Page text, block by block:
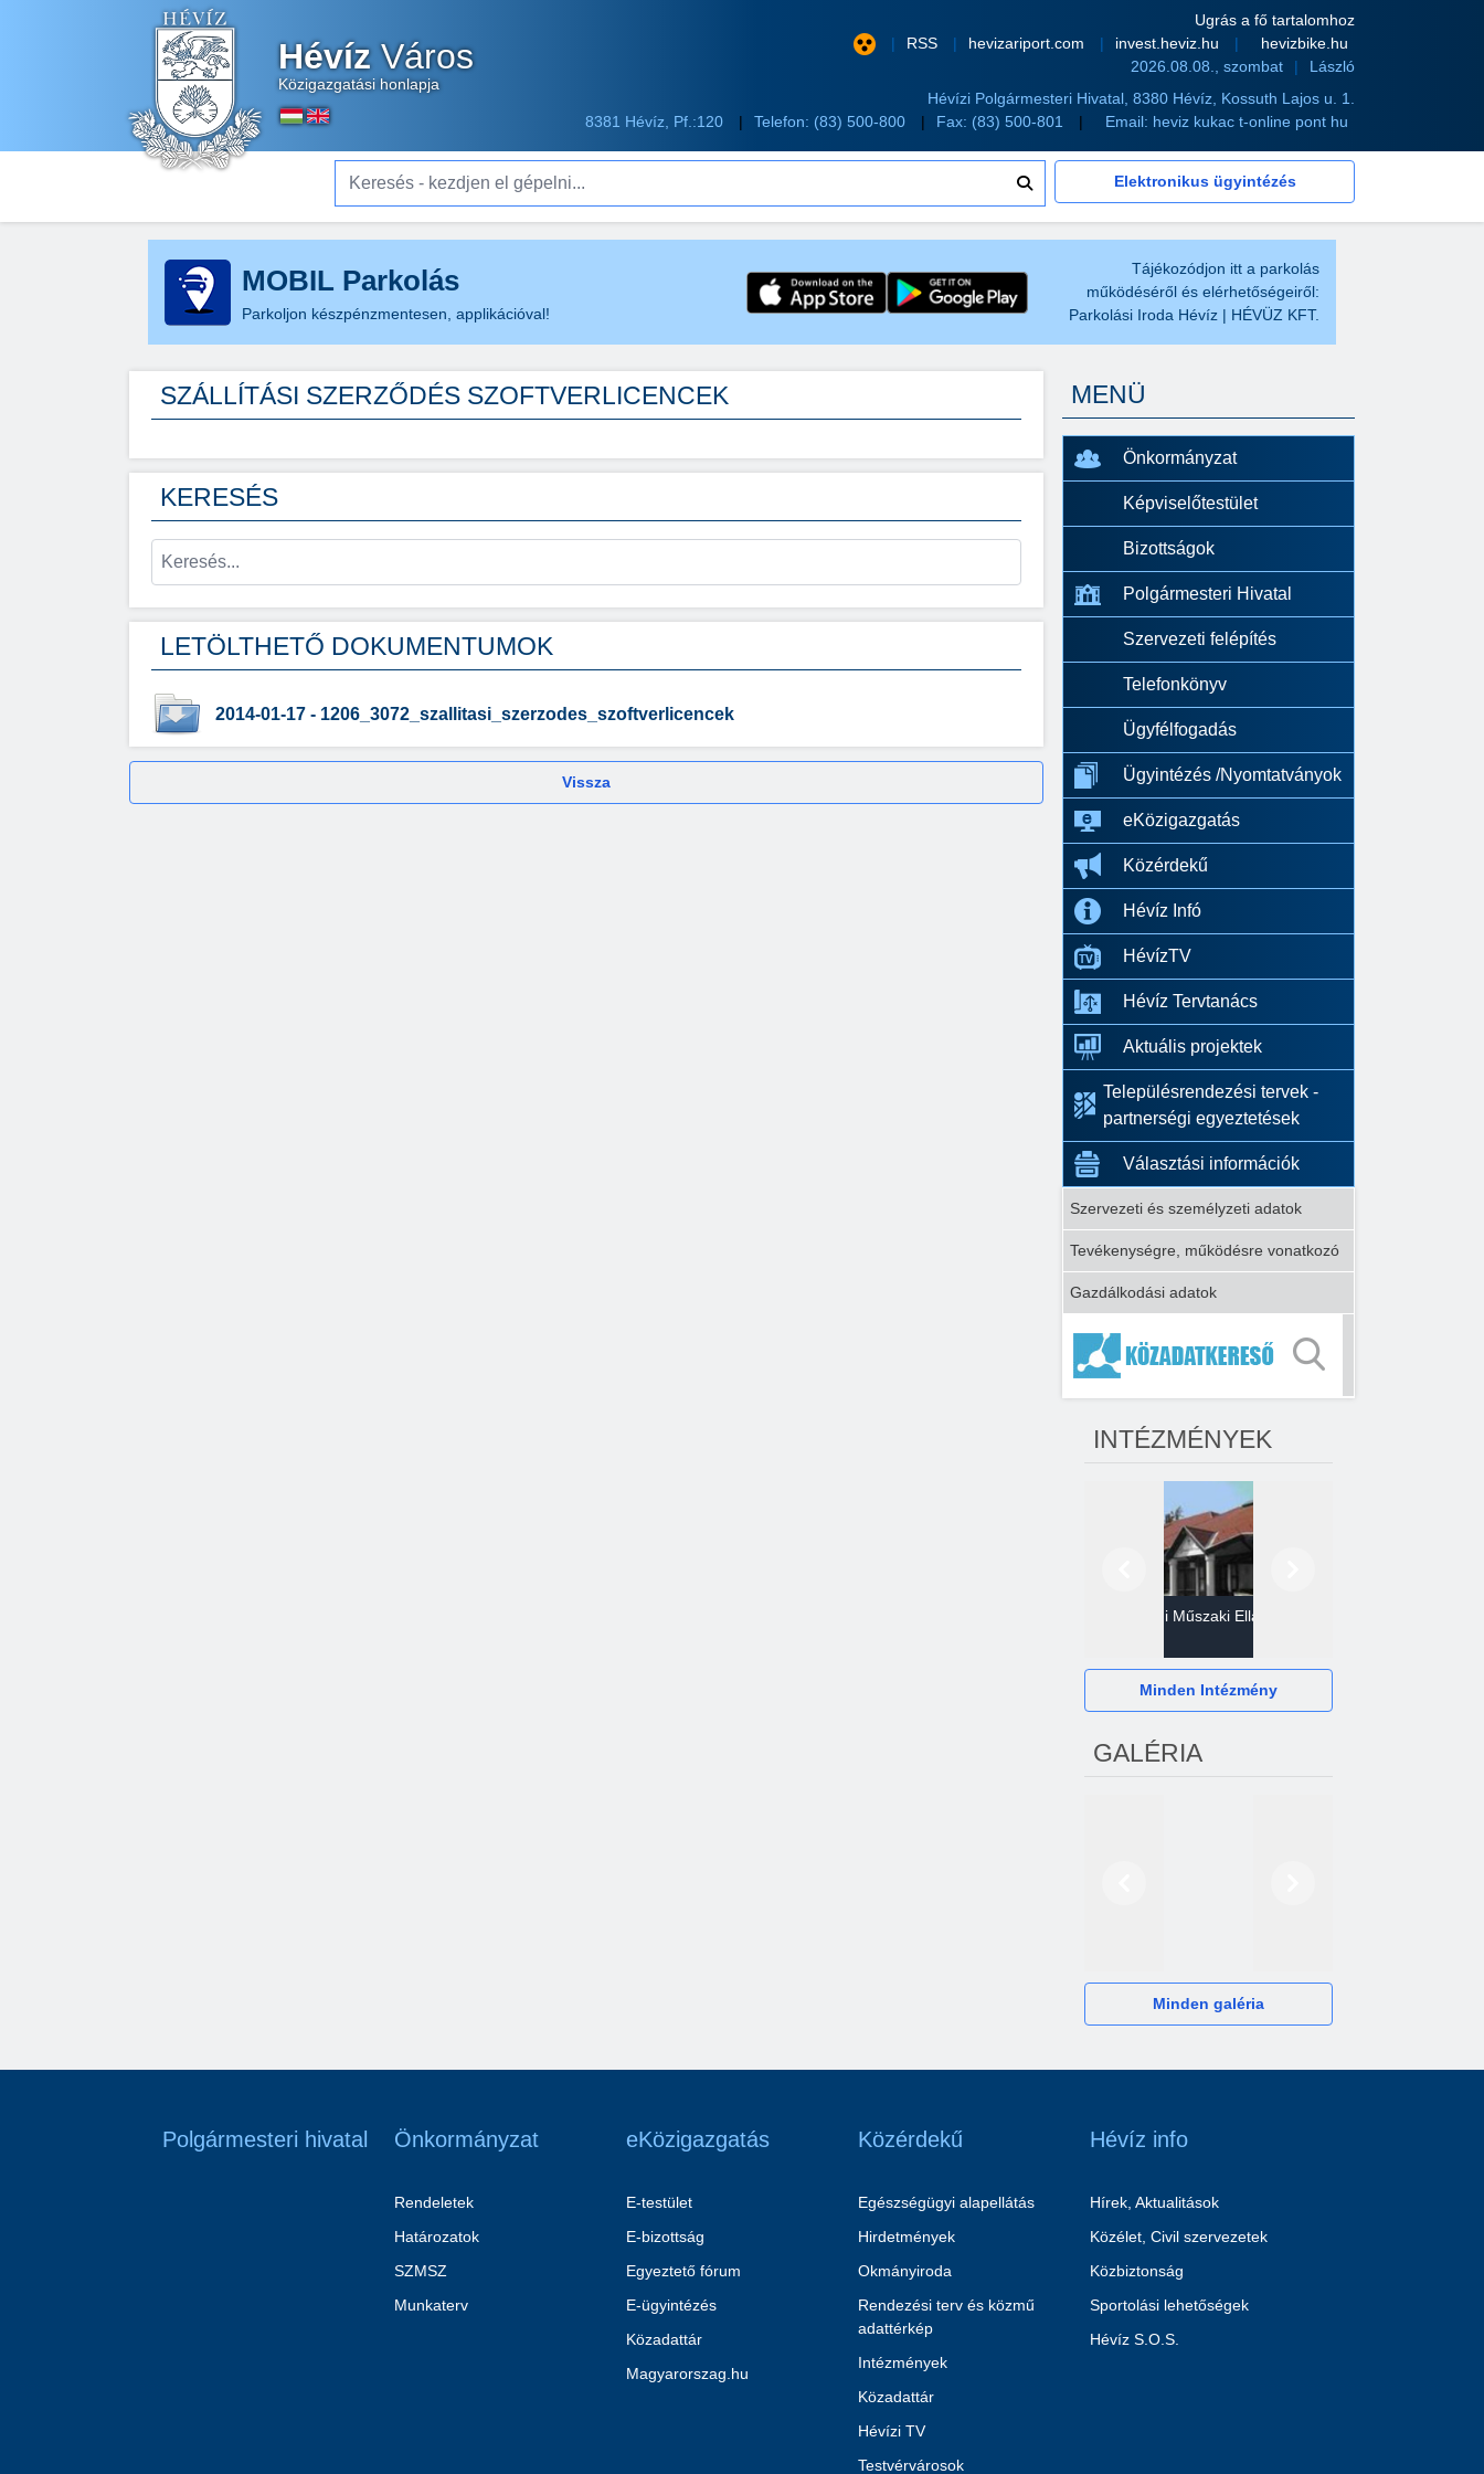
HévízVáros
Közigazgatási honlapja
Ugrás a fő tartalomhoz
RSS
hevizariport.com invest.heviz.hu
hevizbike.hu
2026.08.08., szombat
László
Hévízi Polgármesteri Hivatal, 8380 Hévíz, Kossuth Lajos u. 1.
8381 Hévíz, Pf.:120
Telefon: (83) 500-800 Fax: (83) 500-801 Email: heviz kukac t-online pont hu
Keresés - kezdjen el gépelni...
Elektronikus ügyintézés
MOBIL Parkolás
Parkoljon készpénzmentesen, applikációval!
Tájékozódjon itt a parkolás
működéséről és elérhetőségeiről:
Parkolási Iroda Hévíz | HÉVÜZ KFT.
SZÁLLÍTÁSI SZERZŐDÉS SZOFTVERLICENCEK
KERESÉS
LETÖLTHETŐ DOKUMENTUMOK
2014-01-17 - 1206_3072_szallitasi_szerzodes_szoftverlicencek
Vissza
MENÜ
Önkormányzat
Képviselőtestület
Bizottságok
Polgármesteri Hivatal
Szervezeti felépítés
Telefonkönyv
Ügyfélfogadás
Ügyintézés /Nyomtatványok
eKözigazgatás
Közérdekű
Hévíz Infó
HévízTV
Hévíz Tervtanács
Aktuális projektek
Településrendezési tervek -
partnerségi egyeztetések
Választási információk
Szervezeti és személyzeti adatok
Tevékenységre, működésre vonatkozó
Gazdálkodási adatok
INTÉZMÉNYEK
Gazdasági Műszaki Ellátó
Minden Intézmény
GALÉRIA
Minden galéria
Polgármesteri hivatal Önkormányzat
Rendeletek
Határozatok
SZMSZ
Munkaterv
eKözigazgatás
E-testület
E-bizottság
Egyeztető fórum
E-ügyintézés
Közadattár
Magyarorszag.hu
Közérdekű
Egészségügyi alapellátás
Hirdetmények
Okmányiroda
Rendezési terv és közmű
adattérkép
Intézmények
Közadattár
Hévízi TV
Testvérvárosok
Hévíz info
Hírek, Aktualitások
Közélet, Civil szervezetek
Közbiztonság
Sportolási lehetőségek
Hévíz S.O.S.